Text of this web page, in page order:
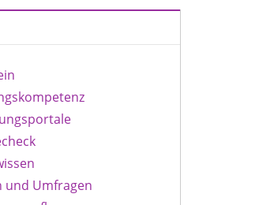
und Umfragen